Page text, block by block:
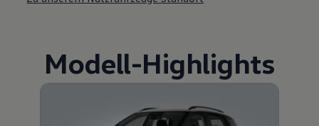
Modell-Highlights